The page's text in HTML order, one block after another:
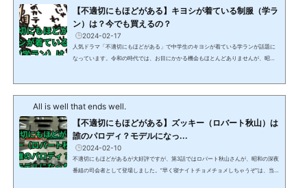
【不適切にもほどがある】キヨシが着ている制服（学ラ
ン）は？今でも買えるの？
2024-02-17
人気ドラマ「不適切にもほどがある」で中学生のキヨシが着ている学ランが話題に
なっています。令和の時代では、お目にかかる機会もほとんどありませんが、昭和
ドラマ「不適切にもほどがある」で中学生のキヨシが着ているのは、短ランにボン
All is well that ends well.
【不適切にもほどがある】ズッキー（ロバート秋山）は
誰のパロディ？モデルになっ...
2024-02-10
不適切にもほどがあるが大好評ですが、第3話ではロバート秋山さんが、昭和の深夜
番組の司会者として登場しました。”早く寝ナイトチョメチョメしちゃうぞ”は、当時